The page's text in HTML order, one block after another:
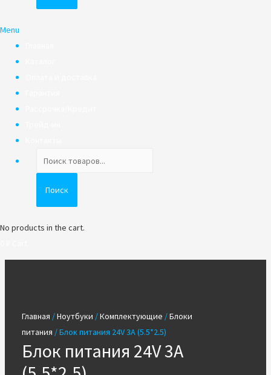
Menu
товаров
Поиск
No products in the cart.
Главная /Ноутбуки /Комплектующие /Блоки
питания / Блок питания 24V 3A (5.5*2.5)
Блок питания 24V 3A